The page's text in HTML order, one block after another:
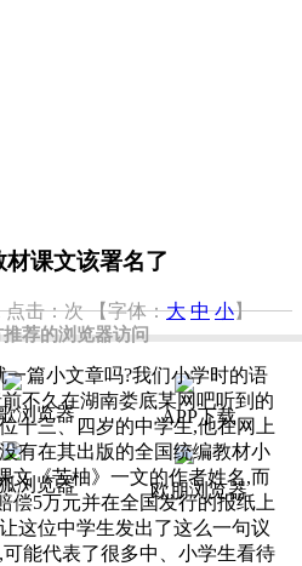
荐的浏览器访问
浏览器 APP下载
浏览器 欧朋浏览器
课文该署名了
点击：次 【字体：大 中 小】
篇小文章吗?我们小学时的语
不久在湖南娄底某网吧听到的
十三、四岁的中学生,他在网上
有在其出版的全国统编教材小
文《苦柚》一文的作者姓名,而
偿5万元并在全国发行的报纸上
这位中学生发出了这么一句议
代表了很多中、小学生看待